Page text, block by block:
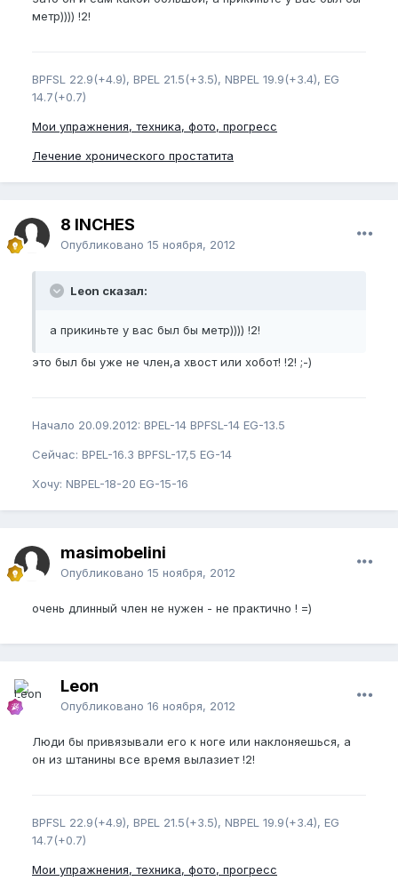
метр)))) !2!
BPFSL 22.9(+4.9), BPEL 21.5(+3.5), NBPEL 19.9(+3.4), EG
14.7(+0.7)
Мои упражнения, техника, фото, прогресс
Лечение хронического простатита
8 INCHES
Опубликовано 15 ноября, 2012
Leon сказал:
а прикиньте у вас был бы метр)))) !2!
это был бы уже не член,а хвост или хобот! !2! ;-)
Начало 20.09.2012: BPEL-14 BPFSL-14 EG-13.5
Сейчас: BPEL-16.3 BPFSL-17,5 EG-14
Хочу: NBPEL-18-20 EG-15-16
masimobelini
Опубликовано 15 ноября, 2012
очень длинный член не нужен - не практично ! =)
Leon
Опубликовано 16 ноября, 2012
Люди бы привязывали его к ноге или наклоняешься, а
он из штанины все время вылазиет !2!
BPFSL 22.9(+4.9), BPEL 21.5(+3.5), NBPEL 19.9(+3.4), EG
14.7(+0.7)
Мои упражнения, техника, фото, прогресс